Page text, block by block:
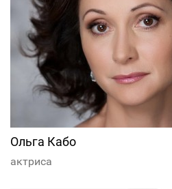
Ольга Кабо
актриса